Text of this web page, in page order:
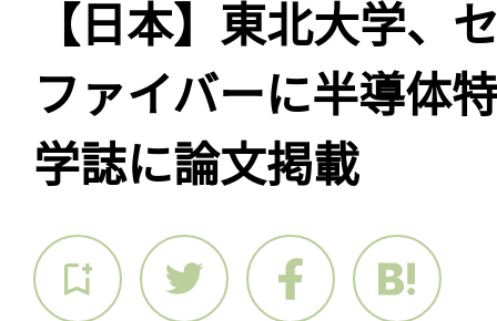
【日本】東北大学、
ファイバーに半導体
学誌に論文掲載